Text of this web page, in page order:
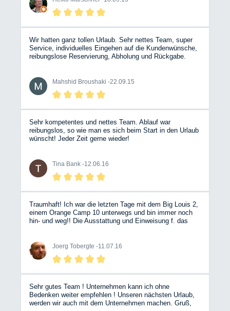
Befürchtungen zum Trotz: unterm Strich war es nicht
teurer als das ursprünglich geplante Hotel….
Wir hatten ganz tollen Urlaub. Sehr nettes Team, super
Service, individuelles Eingehen auf die Kundenwünsche,
reibungslose Reservierung, Abholung und Rückgabe.
Mahshid Broushaki -22.09.15
Sehr kompetentes und nettes Team. Ablauf war
reibungslos, so wie man es sich beim Start in den Urlaub
wünscht! Jeder Zeit gerne wieder!
Tina Bank -12.06.16
Traumhaft! Ich war die letzten Tage mit dem Big Louis 2,
einem Orange Camp 10 unterwegs und bin immer noch
hin- und weg!! Die Ausstattung und Einweisung f. das
Maedels wissen genau, was sie tun!! :) Nicht lange
fackeln und buchen..
Joerg Tobergte -11.07.16
Sehr gutes Team ! Unternehmen kann ich ohne
Bedenken weiter empfehlen ! Unseren nächsten Urlaub,
werden wir auch mit dem Unternehmen machen. Gruß,